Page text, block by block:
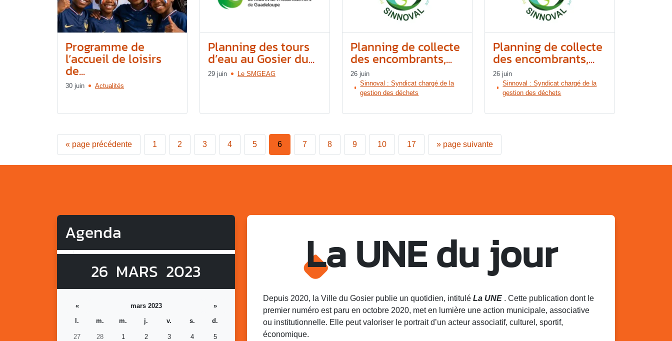
Programme de
l’accueil de loisirs
de...
30 juin Actualités
Planning des tours
d’eau au Gosier du...
29 juin Le SMGEAG
Planning de collecte
des encombrants,...
26 juin
Sinnoval : Syndicat chargé de la
gestion des déchets
Planning de collecte
des encombrants,...
26 juin
Sinnoval : Syndicat chargé de la
gestion des déchets
« page précédente 1 2 3 4 5 6 7 8 9 10 17 » page suivante
Agenda
26 MARS 2023
« mars 2023
»
l.
m. m. j. v. s. d.
27 28 1 2 3 4 5
La UNE du jour
Depuis 2020, la Ville du Gosier publie un quotidien, intitulé La UNE . Cette publication dont le
premier numéro est paru en octobre 2020, met en lumière une action municipale, associative
ou institutionnelle. Elle peut valoriser le portrait d’un acteur associatif, culturel, sportif,
économique.